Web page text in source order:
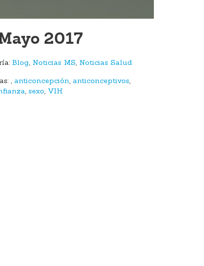
2017
Blog, Noticias MS, Noticias Salud
, anticoncepción, anticonceptivos,
, sexo, VIH